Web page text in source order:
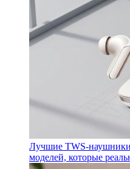
Лучшие TWS-наушники
моделей, которые